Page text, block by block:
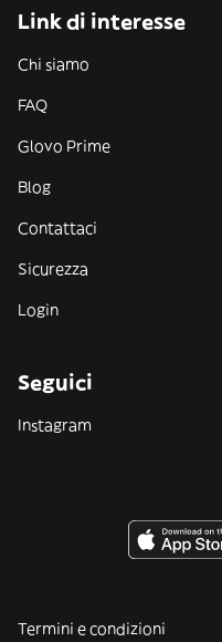
Link di interesse
Chi siamo
FAQ
Glovo Prime
Blog
Contattaci
Sicurezza
Login
Seguici
Instagram
Termini e condizioni